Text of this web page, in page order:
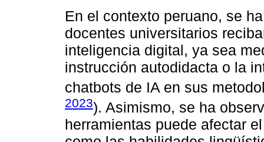
En el contexto peruano, se
docentes universitarios
inteligencia digital, ya sea
instrucción autodidacta o la
chatbots de IA en sus
2023). Asimismo, se ha
herramientas puede afectar